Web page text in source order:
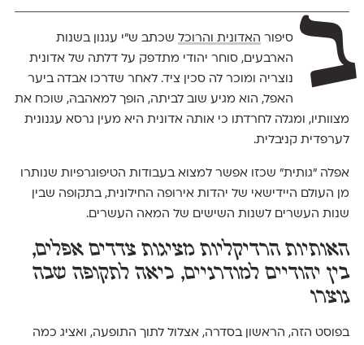
ב סיפור האדונית והרוכלשכתב ש״י עגנון בשנות
הארבעים, סוחר יהודי מתדפק על דלתה של אדונית
נוצריה ומוכר לה סכין ציד. לאחר שדרכו אבדה ביער
האפל, הוא מגיע שוב לביתה, הופך למאהבהּ, שוכח את
מצוותיו, ומגלה לחרדתו כי אותה אדונית היא מעין גרסא עגנונית
לערפדית קניבלית.
אפלה ״גותית״ שכזו אפשר למצוא בעבודות הטיפוגרפיות שנותרו
מן העולם היידישאי של יהדות אירופה החילונית, בתקופה שבין
שנות העשרים לשנות השישים של המאה העשרים.
האותיות הרדיקליות מציגות צדדים אפלים,
בין יהודיים למודרניים, כיאה לתקופה שבה
נוצרו
בפוסט הזה, הראשון בסדרה, אצלול לתוך התופעה, ואציג כמה